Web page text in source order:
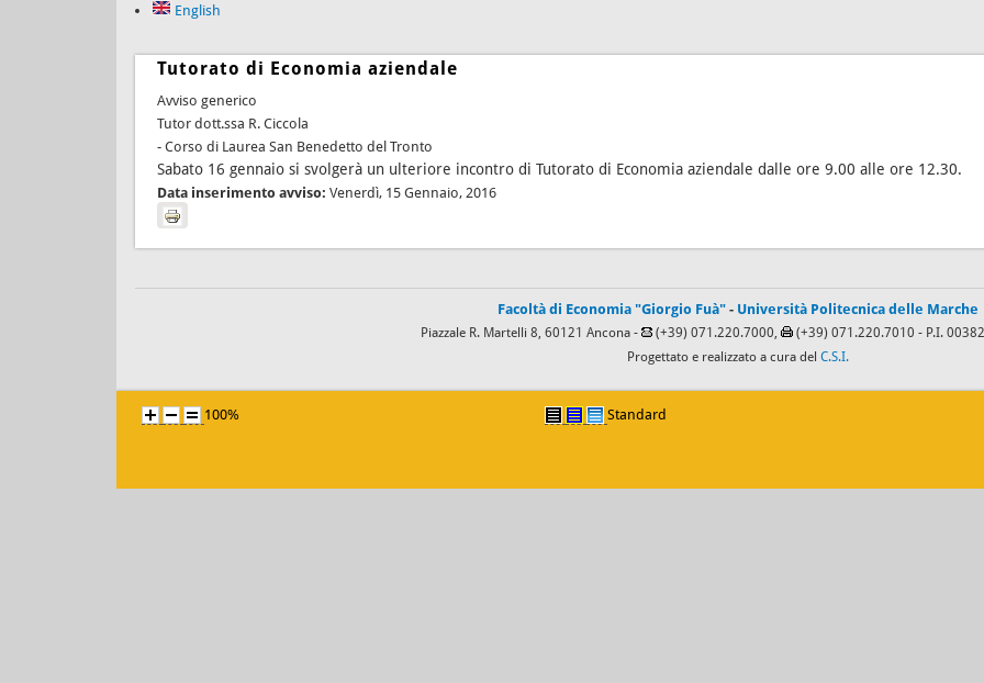
English
Tutorato di Economia aziendale
Avviso generico
Tutor dott.ssa R. Ciccola
- Corso di Laurea San Benedetto del Tronto
Sabato 16 gennaio si svolgerà un ulteriore incontro di Tutorato di Economia aziendale dalle ore 9.00 alle ore 12.30.
Data inserimento avviso: Venerdì, 15 Gennaio, 2016
Facoltà di Economia "Giorgio Fuà" - Università Politecnica delle Marche
Piazzale R. Martelli 8, 60121 Ancona - (+39) 071.220.7000, (+39) 071.220.7010 - P.I.
Progettato e realizzato a cura del C.S.I.
100% Standard